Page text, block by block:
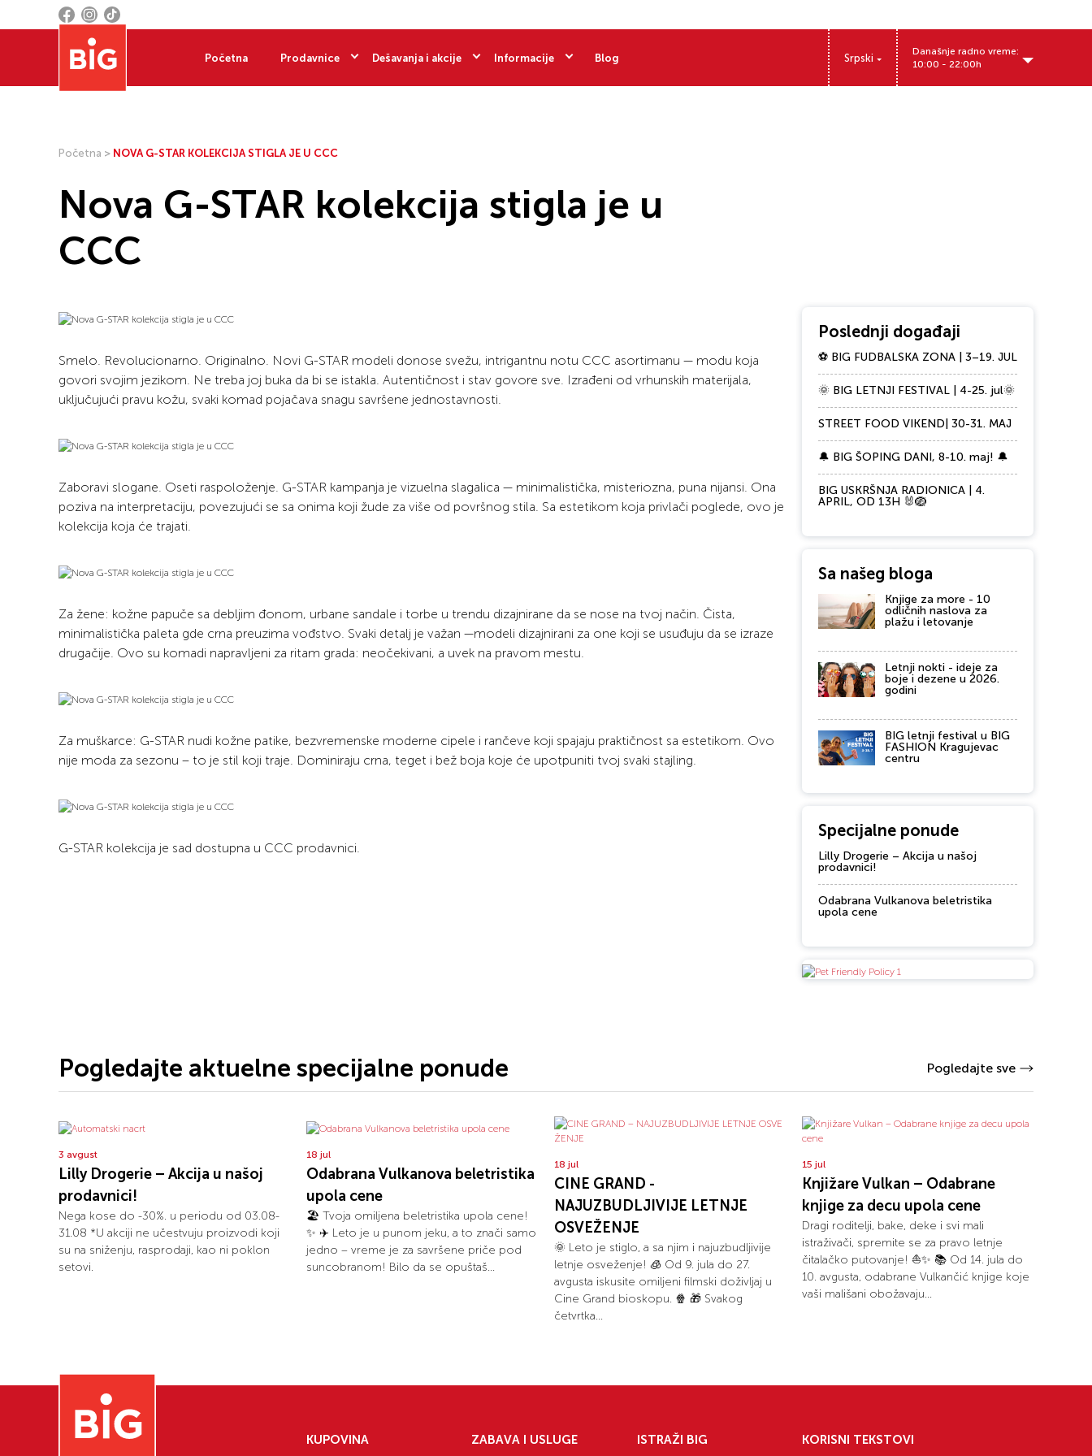
Početna Prodavnice Dešavanja i akcije Informacije Blog Srpski
Današnje radno vreme:
10:00 - 22:00h
Početna > NOVA G-STAR KOLEKCIJA STIGLA JE U CCC
Nova G-STAR kolekcija stigla je u
CCC
Smelo. Revolucionarno. Originalno. Novi G-STAR modeli donose svežu, intrigantnu notu CCC asortimanu — modu koja
govori svojim jezikom. Ne treba joj buka da bi se istakla. Autentičnost i stav govore sve. Izrađeni od vrhunskih materijala,
uključujući pravu kožu, svaki komad pojačava snagu savršene jednostavnosti.
Zaboravi slogane. Oseti raspoloženje. G-STAR kampanja je vizuelna slagalica — minimalistička, misteriozna, puna nijansi. Ona
poziva na interpretaciju, povezujući se sa onima koji žude za više od površnog stila. Sa estetikom koja privlači poglede, ovo je
kolekcija koja će trajati.
Za žene: kožne papuče sa debljim đonom, urbane sandale i torbe u trendu dizajnirane da se nose na tvoj način. Čista,
minimalistička paleta gde crna preuzima vođstvo. Svaki detalj je važan —modeli dizajnirani za one koji se usuđuju da se izraze
drugačije. Ovo su komadi napravljeni za ritam grada: neočekivani, a uvek na pravom mestu.
Za muškarce: G-STAR nudi kožne patike, bezvremenske moderne cipele i rančeve koji spajaju praktičnost sa estetikom. Ovo
nije moda za sezonu – to je stil koji traje. Dominiraju crna, teget i bež boja koje će upotpuniti tvoj svaki stajling.
G-STAR kolekcija je sad dostupna u CCC prodavnici.
Poslednji događaji
⚽ BIG FUDBALSKA ZONA | 3–19. JUL
🌞 BIG LETNJI FESTIVAL | 4-25. jul🌞
STREET FOOD VIKEND| 30-31. MAJ
🔔 BIG ŠOPING DANI, 8-10. maj! 🔔
BIG USKRŠNJA RADIONICA | 4.
APRIL, OD 13H 🐰🪺
Sa našeg bloga
Knjige za more - 10
odličnih naslova za
plažu i letovanje
Letnji nokti - ideje za
boje i dezene u 2026.
godini
BIG letnji festival u BIG
FASHION Kragujevac
centru
Specijalne ponude
Lilly Drogerie – Akcija u našoj
prodavnici!
Odabrana Vulkanova beletristika
upola cene
Pogledajte aktuelne specijalne ponude Pogledajte sve
3 avgust
Lilly Drogerie – Akcija u našoj
prodavnici!
Nega kose do -30%. u periodu od 03.08-
31.08 *U akciji ne učestvuju proizvodi koji
su na sniženju, rasprodaji, kao ni poklon
setovi.
18 jul
Odabrana Vulkanova beletristika
upola cene
🏖️ Tvoja omiljena beletristika upola cene!
✨️ ✈️ Leto je u punom jeku, a to znači samo
jedno – vreme je za savršene priče pod
suncobranom! Bilo da se opuštaš...
18 jul
CINE GRAND -
NAJUZBUDLJIVIJE LETNJE
OSVEŽENJE
🌞 Leto je stiglo, a sa njim i najuzbudljivije
letnje osveženje! 🧊 Od 9. jula do 27.
avgusta iskusite omiljeni filmski doživljaj u
Cine Grand bioskopu. 🍿 🎁 Svakog
četvrtka...
15 jul
Knjižare Vulkan – Odabrane
knjige za decu upola cene
Dragi roditelji, bake, deke i svi mali
istraživači, spremite se za pravo letnje
čitalačko putovanje! ⛵✨ 📚 Od 14. jula do
10. avgusta, odabrane Vulkančić knjige koje
vaši mališani obožavaju...
KUPOVINA ZABAVA I USLUGE ISTRAŽI BIG KORISNI TEKSTOVI